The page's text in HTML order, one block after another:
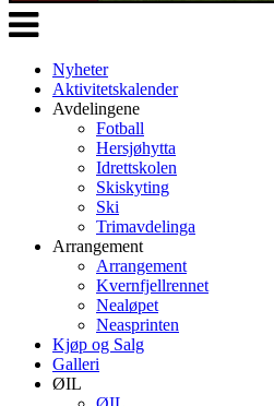
Veksle
navigasjon
Nyheter
Aktivitetskalender
Avdelingene
Fotball
Hersjøhytta
Idrettskolen
Skiskyting
Ski
Trimavdelinga
Arrangement
Arrangement
Kvernfjellrennet
Nealøpet
Neasprinten
Kjøp og Salg
Galleri
ØIL